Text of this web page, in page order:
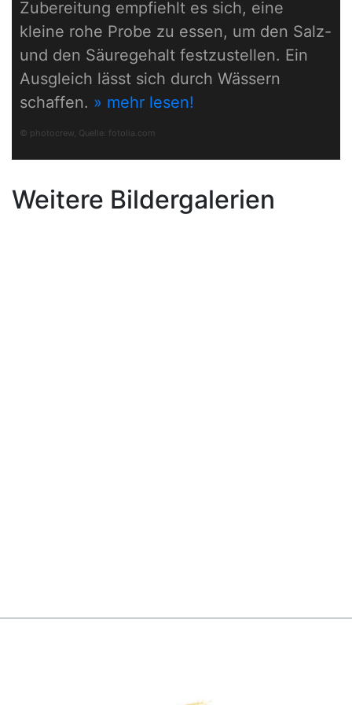
Zubereitung empfiehlt es sich, eine
kleine rohe Probe zu essen, um den Salz-
und den Säuregehalt festzustellen. Ein
Ausgleich lässt sich durch Wässern
schaffen. » mehr lesen!
© photocrew, Quelle: fotolia.com
Weitere Bildergalerien